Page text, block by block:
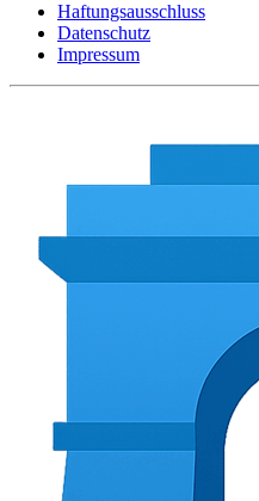
Haftungsausschluss
Datenschutz
Impressum